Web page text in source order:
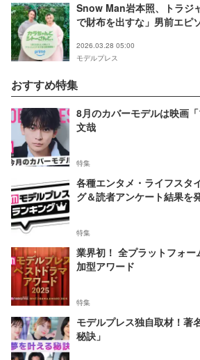
Snow Man岩本照、トラジ
で財布を出すな」男前エピ
2026.03.28 05:00
モデルプレス
おすすめ特集
8月のカバーモデルは映画
文哉
特集
各種エンタメ・ライフスタ
グ＆読者アンケート結果を
特集
業界初！ 全プラットフォ
加型アワード
特集
モデルプレス独自取材！著
秘訣」